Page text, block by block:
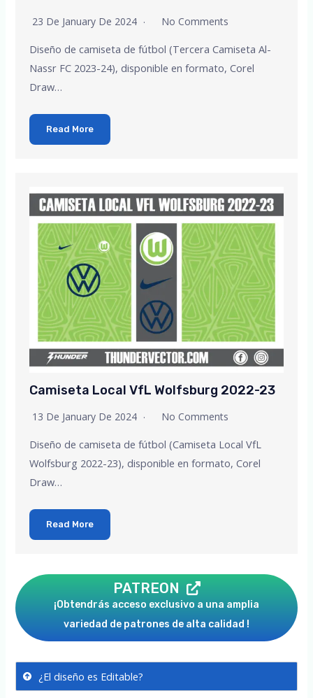
23 De January De 2024 No Comments
Diseño de camiseta de fútbol (Tercera Camiseta Al-
Nassr FC 2023-24), disponible en formato, Corel
Draw…
Read More
Camiseta Local VfL Wolfsburg 2022-23
13 De January De 2024 No Comments
Diseño de camiseta de fútbol (Camiseta Local VfL
Wolfsburg 2022-23), disponible en formato, Corel
Draw…
Read More
PATREON
¡Obtendrás acceso exclusivo a una amplia
variedad de patrones de alta calidad !
¿El diseño es Editable?